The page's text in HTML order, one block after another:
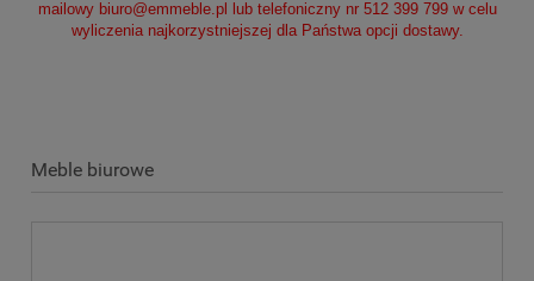
mailowy biuro@emmeble.pl
lub telefoniczny nr 512 399 799 w celu
wyliczenia najkorzystniejszej dla Państwa opcji dostawy.
Meble biurowe